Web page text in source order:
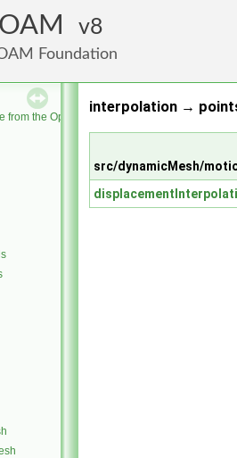
8
Foundation
from the OpenFOAM Foundation
interpolation →
src/dynamicMesh/